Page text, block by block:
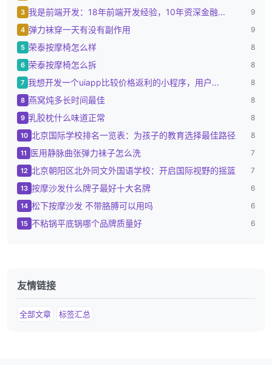
3 我是前端开发：18年前端开发经验，10年资深金融... 9
4 弹力袜穿一天有没有副作用 9
5 荣泰按摩椅怎么样 8
6 荣泰按摩椅怎么拆 8
7 我想开发一个uiapp比较价格返利的小程序，用户... 8
8 燕窝炖多长时间最佳 8
9 乳胶枕什么味道正常 8
10 北京国际学校排名一览表：为孩子的教育选择最佳路径 8
11 医用静脉曲张弹力袜子怎么洗 7
12 北京朝阳区北外同文外国语学校：开启国际视野的摇篮 7
13 按摩沙发什么牌子最好十大名牌 6
14 松下按摩沙发 不带胳膊可以用吗 6
15 不粘锅平底锅哪个品牌质量好 6
友情链接
全部文章 标签汇总